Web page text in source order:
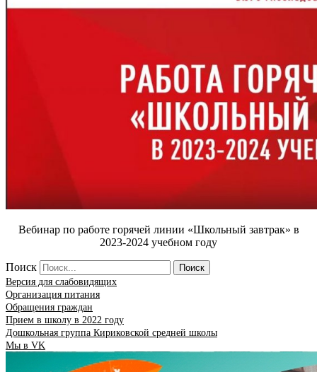
Вебинар по работе горячей линии «Школьный завтрак» в
2023-2024 учебном году
Поиск
Поиск
Версия для слабовидящих
Организация питания
Обращения граждан
Прием в школу в 2022 году
Дошкольная группа Кириковской средней школы
Мы в VK